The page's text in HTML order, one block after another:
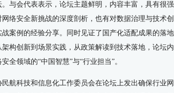
与会代表表示，论坛主题鲜明，内容丰富，具有很
络安全新挑战的深度剖析，也有对数据治理与技术
案例的经验分享。同时见证了国产化适配成果的落
构创新到场景实践，从政策解读到技术落地，论坛
全领域的“中国智慧”与“行业担当”。
民航科技和信息化工作委员会在论坛上发出确保行业